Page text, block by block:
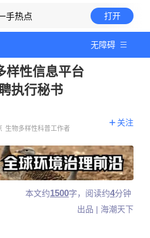
手热点 打开
无障碍
样性信息平台
执行秘书
生物多样性科普工作者
关注
本文约1500字，阅读约4分钟
出品 | 海潮天下